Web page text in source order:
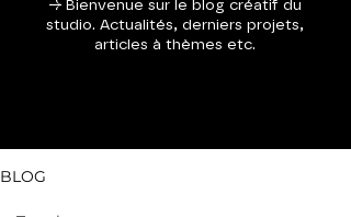
→ Bienvenue sur le blog créatif du
studio. Actualités, derniers projets,
articles à thèmes etc.
BLOG